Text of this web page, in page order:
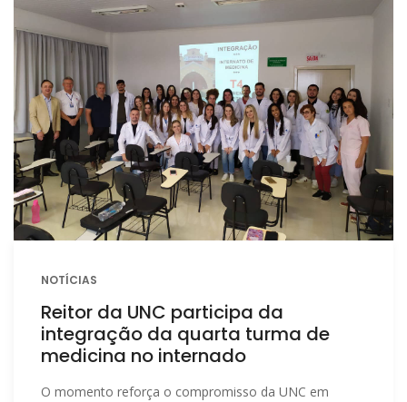
NOTÍCIAS
Reitor da UNC participa da
integração da quarta turma de
medicina no internado
O momento reforça o compromisso da UNC em